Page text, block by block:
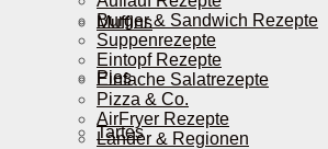
Muffins
Pies
Tartes
Burger & Sandwich Rezepte
Suppenrezepte
Eintopf Rezepte
Einfache Salatrezepte
Pizza & Co.
AirFryer Rezepte
Länder & Regionen